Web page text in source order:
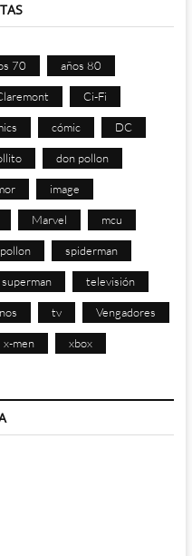
70 años 80
Ci-Fi
cómic DC
don pollon
image
Marvel mcu
pollon spiderman
superman televisión
tv Vengadores
x-men xbox